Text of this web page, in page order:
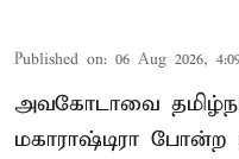
Published on: 06 Aug 2026,
அவகோடாவை
மகாராஷ்டிரா போன்ற